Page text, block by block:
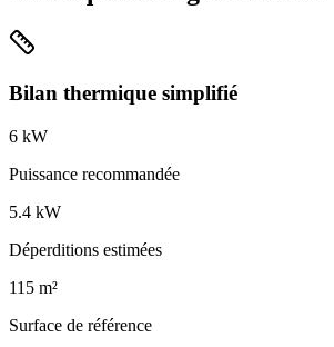
Bilan thermique simplifié
6 kW
Puissance recommandée
5.4 kW
Déperditions estimées
115 m²
Surface de référence